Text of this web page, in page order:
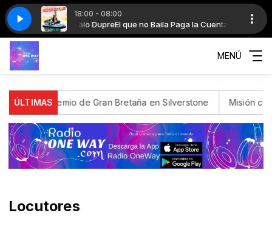
18:00 - 08:00
Cuenta con Gonzalo DupreEl que no Baila Paga la Cuenta con
Calor x Hace Calor - Intensa HypeJ Balvin x Kaleb Di Masi, Omar
con Gonzalo Dupre Buenos dias Miami con Gonzalo Dupre
MENÚ
ÚLTIMAS
Gran Premio de Gran Bretaña en Silverstone Misión
Locutores